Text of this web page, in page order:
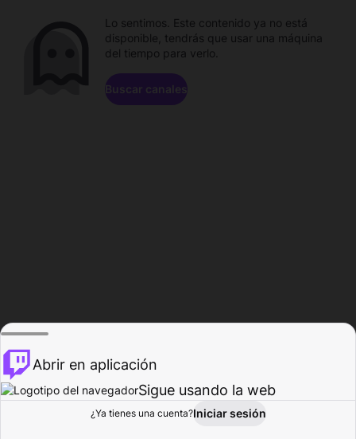
Explorar Actividad
Lo sentimos. Este contenido ya no está
disponible, tendrás que usar una máquina
del tiempo para verlo.
Buscar canales
Abrir en aplicación
Sigue usando la web
¿Ya tienes una cuenta?Iniciar sesión